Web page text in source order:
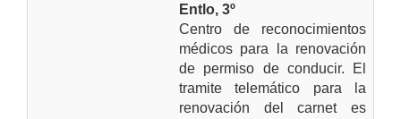
Entlo, 3º
Centro de reconocimientos
médicos para la renovación
de permiso de conducir. El
tramite telemático para la
renovación del carnet es